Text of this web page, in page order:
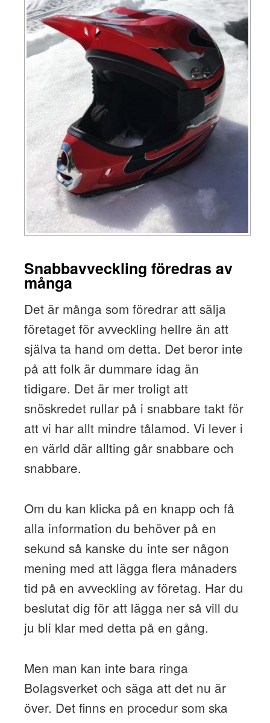
Snabbavveckling föredras av
många
Det är många som föredrar att sälja
företaget för avveckling hellre än att
själva ta hand om detta. Det beror inte
på att folk är dummare idag än
tidigare. Det är mer troligt att
snöskredet rullar på i snabbare takt för
att vi har allt mindre tålamod. Vi lever i
en värld där allting går snabbare och
snabbare.
Om du kan klicka på en knapp och få
alla information du behöver på en
sekund så kanske du inte ser någon
mening med att lägga flera månaders
tid på en avveckling av företag. Har du
beslutat dig för att lägga ner så vill du
ju bli klar med detta på en gång.
Men man kan inte bara ringa
Bolagsverket och säga att det nu är
över. Det finns en procedur som ska